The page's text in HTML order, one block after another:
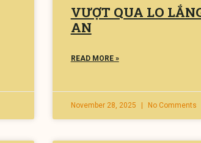
VƯỢT QUA LO
AN
READ MORE »
November 28, 2025 No Comments